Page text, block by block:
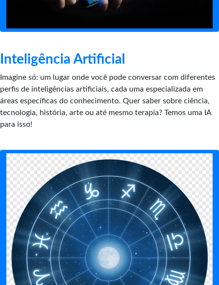
Inteligência Artificial
Imagine só: um lugar onde você pode conversar com diferentes
perfis de inteligências artificiais, cada uma especializada em
áreas específicas do conhecimento. Quer saber sobre ciência,
tecnologia, história, arte ou até mesmo terapia? Temos uma IA
para isso!